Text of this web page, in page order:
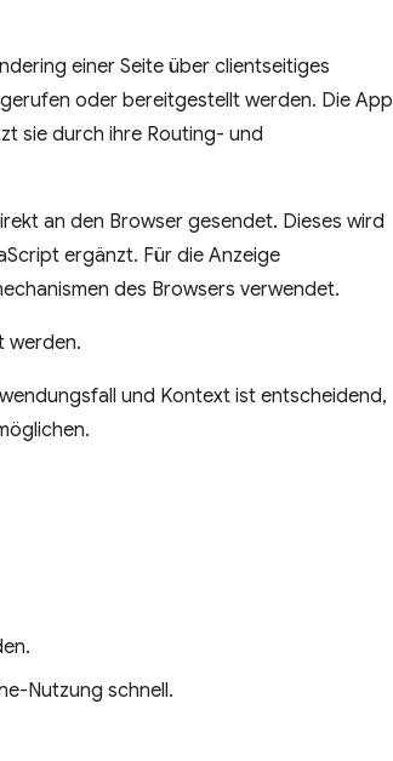
einer Seite über clientseitiges
oder bereitgestellt werden. Die App
sie durch ihre Routing- und
an den Browser gesendet. Dieses wird
ergänzt. Für die Anzeige
des Browsers verwendet.
werden.
und Kontext ist entscheidend,
Nutzung schnell.